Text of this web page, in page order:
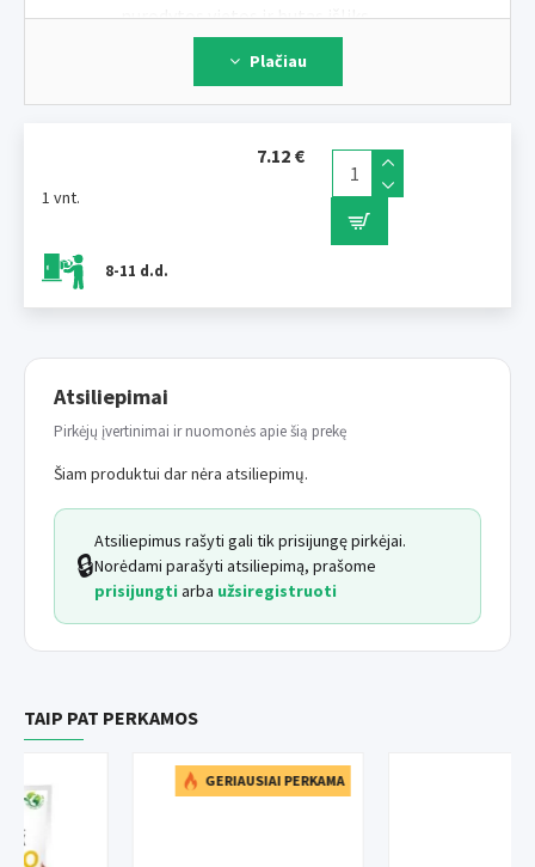
1 vnt.
8-11 d.d.
7.12 €
nurodytos vietos ir butas išliks
Treniruotės dar niekada nebuvo lengvesnės!
Netoksiškas. Tai neturi įtakos gyvūno kvapų suvokimui.
Sudėtis
Naudojimo instrukcija
ant tos vietos kur gyvūnas turi atlikti savo gamtinius reikalus.
Plačiau
Atsiliepimai
Pirkėjų įvertinimai ir nuomonės apie šią prekę
Šiam produktui dar nėra atsiliepimų.
🔒
Atsiliepimus rašyti gali tik prisijungę pirkėjai.
Norėdami parašyti atsiliepimą, prašome
prisijungti arba užsiregistruoti
TAIP PAT PERKAMOS
GERIAUSIAI PERKAMA